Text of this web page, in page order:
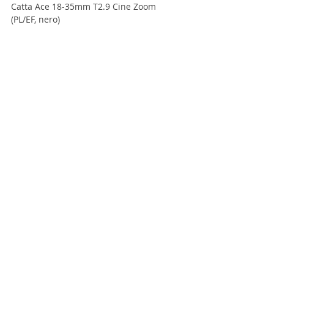
Catta Ace 18-35mm T2.9 Cine Zoom
(PL/EF, nero)